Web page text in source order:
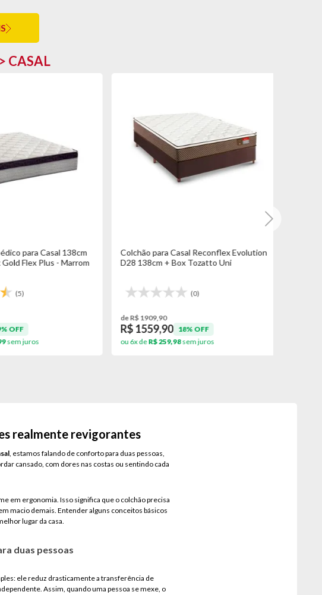
CASAL
para Casal 138cm
Flex Plus - Marrom
(5)
juros
Colchão para Casal Reconflex Evolution
D28 138cm + Box Tozatto Uni
(0)
de R$ 1909,90
R$ 1559,90 18% OFF
ou 6x deR$ 259,98sem juros
realmente revigorantes
, estamos falando de conforto para duas pessoas,
cansado, com dores nas costas ou sentindo cada
em ergonomia. Isso significa que o colchão precisa
macio demais. Entender alguns conceitos básicos
lugar da casa.
duas pessoas
ele reduz drasticamente a transferência de
Assim, quando uma pessoa se mexe, o